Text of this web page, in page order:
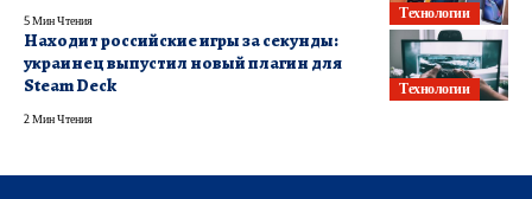
Технологии
5 Мин Чтения
Технологии
Находит российские игры за секунды:
украинец выпустил новый плагин для
Steam Deck
2 Мин Чтения